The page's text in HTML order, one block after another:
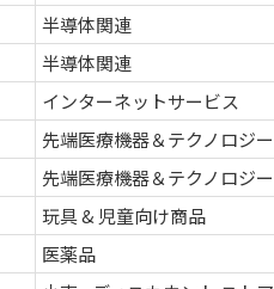
半導体関連
半導体関連
インターネットサービス
先端医療機器＆テクノロジー
先端医療機器＆テクノロジー
玩具 & 児童向け商品
医薬品